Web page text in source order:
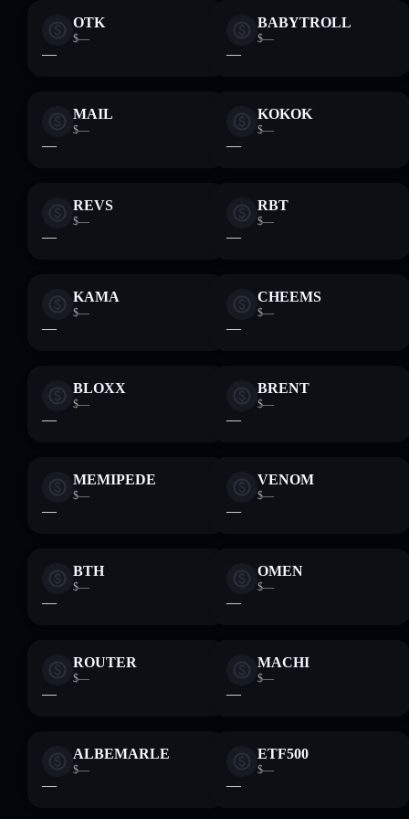
OTK
$—
—
BABYTROLL
$—
—
MAIL
$—
—
KOKOK
$—
—
REVS
$—
—
RBT
$—
—
KAMA
$—
—
CHEEMS
$—
—
BLOXX
$—
—
BRENT
$—
—
MEMIPEDE
$—
—
VENOM
$—
—
BTH
$—
—
OMEN
$—
—
ROUTER
$—
—
MACHI
$—
—
ALBEMARLE
$—
—
ETF500
$—
—